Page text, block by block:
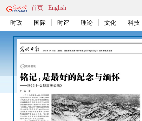
首页 English
时政 国际 时评 理论 文化 科技